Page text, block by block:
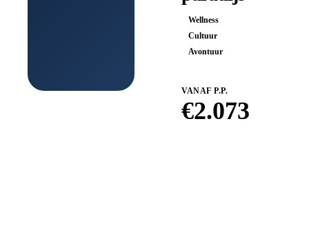
Wellness
Cultuur
Avontuur
VANAF P.P.
€2.073